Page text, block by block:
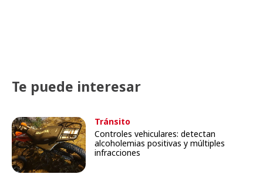
Te puede interesar
Tránsito
Controles vehiculares: detectan
alcoholemias positivas y múltiples
infracciones